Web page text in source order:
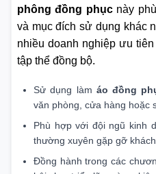
phông đồng phụcnày
và mục đích sử dụng khác
nhiều doanh nghiệp ưu
tập thể đồng bộ.
Sử dụng làm áo đồng
văn phòng, cửa hàng hoặc
Phù hợp với đội ngũ kinh
thường xuyên gặp gỡ
Đồng hành trong các